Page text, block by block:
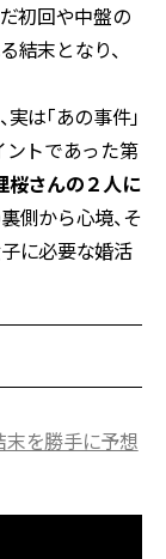
初回や中盤の
結末となり、
は「あの事件」
トであった第
桜さんの２人に
側から心境、そ
に必要な婚活
末を勝手に予想